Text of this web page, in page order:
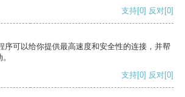
支持[0] 反对[0]
序可以给你提供最高速度和安全性的连接，并帮
支持[0] 反对[0]